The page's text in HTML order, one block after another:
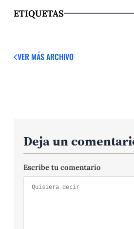
ETIQUETAS
VER MÁSARCHIVO
Deja un
Escribe tu comentario